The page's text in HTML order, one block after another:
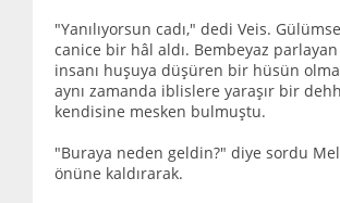
"Yanılıyorsun cadı," dedi Veis.
canice bir hâl aldı. Bembeyaz
insanı huşuya düşüren bir hüsün
aynı zamanda iblislere yaraşır bir
kendisine mesken bulmuştu.
"Buraya neden geldin?" diye sordu
önüne kaldırarak.